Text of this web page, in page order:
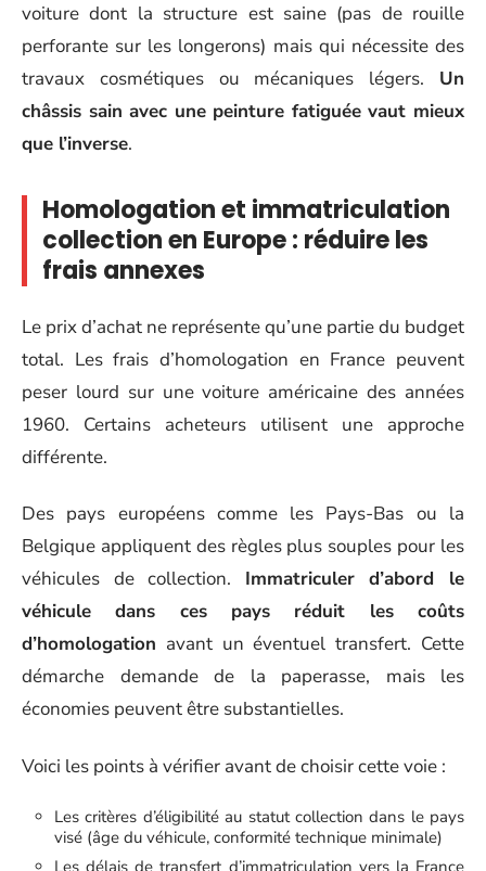
voiture dont la structure est saine (pas de rouille
perforante sur les longerons) mais qui nécessite des
travaux cosmétiques ou mécaniques légers. Un
châssis sain avec une peinture fatiguée vaut mieux
que l’inverse.
Homologation et immatriculation
collection en Europe : réduire les
frais annexes
Le prix d’achat ne représente qu’une partie du budget
total. Les frais d’homologation en France peuvent
peser lourd sur une voiture américaine des années
1960. Certains acheteurs utilisent une approche
différente.
Des pays européens comme les Pays-Bas ou la
Belgique appliquent des règles plus souples pour les
véhicules de collection. Immatriculer d’abord le
véhicule dans ces pays réduit les coûts
d’homologation avant un éventuel transfert. Cette
démarche demande de la paperasse, mais les
économies peuvent être substantielles.
Voici les points à vérifier avant de choisir cette voie :
Les critères d’éligibilité au statut collection dans le pays
visé (âge du véhicule, conformité technique minimale)
Les délais de transfert d’immatriculation vers la France